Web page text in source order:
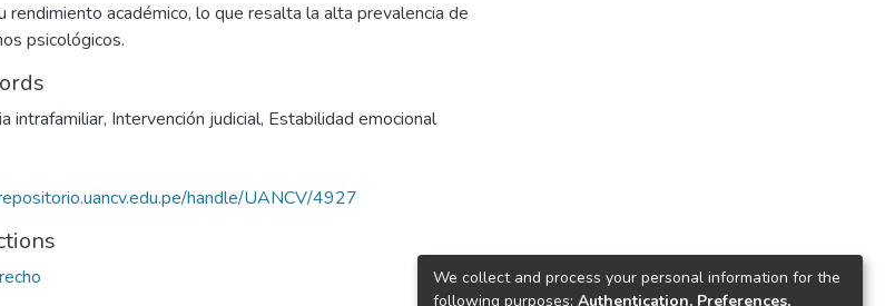
rendimiento académico, lo que resalta la alta prevalencia de
psicológicos.
intrafamiliar, Intervención judicial, Estabilidad emocional
handle/UANCV/4927
We collect and process your personal information for the
following purposes: Authentication, Preferences,